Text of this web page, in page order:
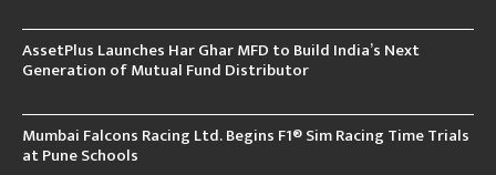
AssetPlus Launches Har Ghar MFD to Build India’s Next
Generation of Mutual Fund Distributor
Mumbai Falcons Racing Ltd. Begins F1® Sim Racing Time Trials
at Pune Schools